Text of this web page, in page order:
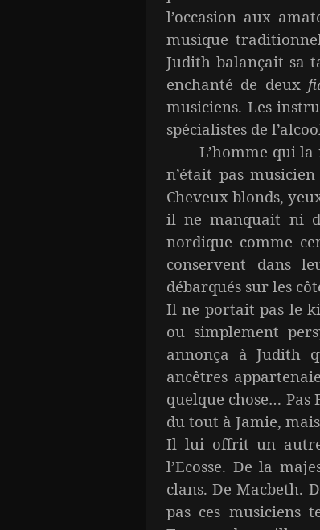
l’occasion aux
musique
Judith balançait sa
enchanté de deux
musiciens. Les
spécialistes de
L’homme qui
n’était pas
Cheveux blonds,
il ne manquait ni
nordique comme
conservent dans
débarqués sur les
Il ne portait pas le
ou simplement
annonça à Judith
ancêtres
quelque chose… Pas
du tout à Jamie,
Il lui offrit un autre
l’Ecosse. De la
clans. De Macbeth.
pas ces musiciens